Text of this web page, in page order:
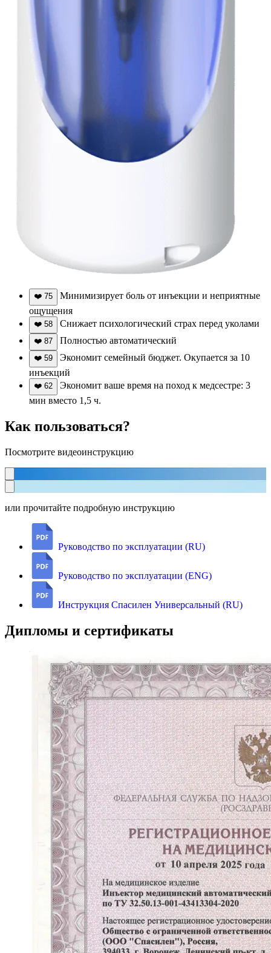
❤️ 75
Минимизирует боль от инъекции и неприятные
ощущения
❤️ 58 Снижает психологический страх перед уколами
❤️ 87 Полностью автоматический
❤️ 59
Экономит семейный бюджет. Окупается за 10
инъекций
❤️ 62
Экономит ваше время на поход к медсестре: 3
мин вместо 1,5 ч.
Как пользоваться?
Посмотрите видеоинструкцию
или прочитайте подробную инструкцию
Руководство по эксплуатации (RU)
Руководство по эксплуатации (ENG)
Инструкция Спасилен Универсальный (RU)
Дипломы и сертификаты